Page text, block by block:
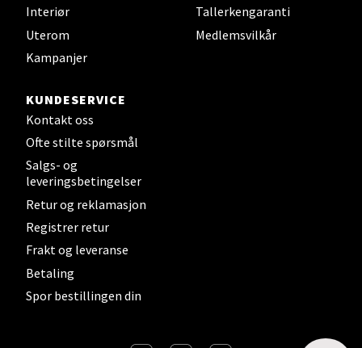
Interiør
Uterom
Kampanjer
Tallerkengaranti
Medlemsvilkår
KUNDESERVICE
Kontakt oss
Ofte stilte spørsmål
Salgs- og
leveringsbetingelser
Retur og reklamasjon
Registrer retur
Frakt og leveranse
Betaling
Spor bestillingen din
Velg
Steinkjer - Thon Senter Steinkjer
Sjøfartsgata 2, 7714 Steinkjer
Åpent i dag 10-20
2 i butikk